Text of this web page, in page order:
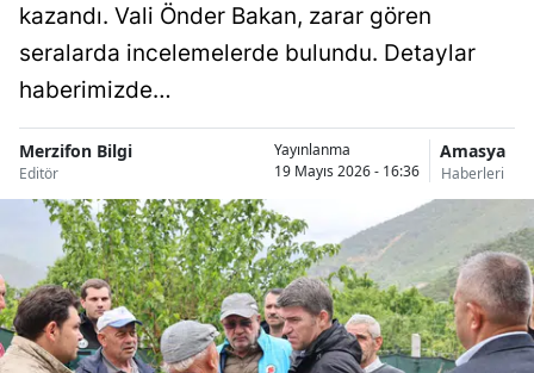
kazandı. Vali Önder Bakan, zarar gören
seralarda incelemelerde bulundu. Detaylar
haberimizde…
Merzifon Bilgi
Editör
Yayınlanma
19 Mayıs 2026 - 16:36
Amasya
Haberleri